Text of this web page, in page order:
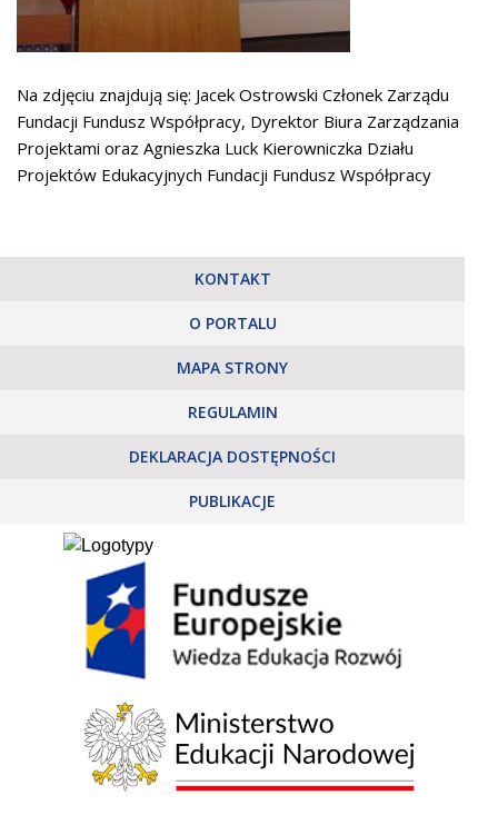
Na zdjęciu znajdują się: Jacek Ostrowski Członek Zarządu
Fundacji Fundusz Współpracy, Dyrektor Biura Zarządzania
Projektami oraz Agnieszka Luck Kierowniczka Działu
Projektów Edukacyjnych Fundacji Fundusz Współpracy
KONTAKT
O PORTALU
MAPA STRONY
REGULAMIN
DEKLARACJA DOSTĘPNOŚCI
PUBLIKACJE